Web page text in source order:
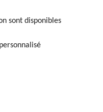
sont disponibles